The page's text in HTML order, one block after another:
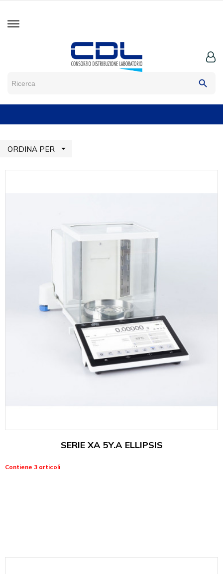
search
ORDINA PER 
SERIE XA 5Y.A ELLIPSIS
Contiene 3 articoli